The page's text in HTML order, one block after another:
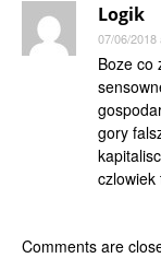
Logik
07/06/2018
Boze co
gory
czlowiek
Comments are